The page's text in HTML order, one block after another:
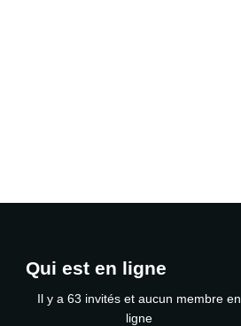
Qui est en ligne
Il y a 63 invités et aucun membre en
ligne